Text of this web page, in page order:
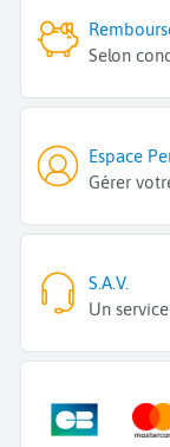
Selon
Espace
Gérer
S.A.V.
Un